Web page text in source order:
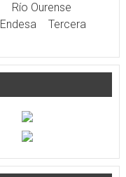
Río Ourense
Tercera